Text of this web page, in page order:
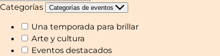
Categorías Categorías de eventos
Una temporada para brillar
Arte y cultura
Eventos destacados